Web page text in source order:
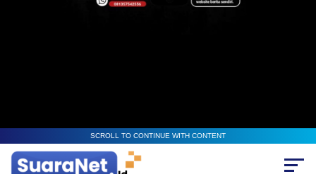
SCROLL TO CONTINUE WITH CONTENT